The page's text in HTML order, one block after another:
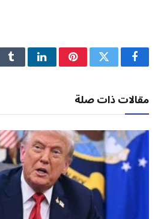
فيسبوكتويتر بينتيريستلينكدإن
مقالات ذات صلة